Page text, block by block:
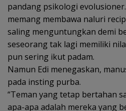
pandang psikologi
memang membawa naluri
saling menguntungkan demi
seseorang tak lagi memiliki
pun sering ikut padam.
Namun Edi menegaskan,
pada insting purba.
“Teman yang tetap bertahan
apa-apa adalah mereka yang